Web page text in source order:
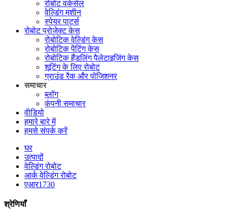
रोबोट वर्कसेल
वेल्डिंग मशीन
स्पेयर पार्ट्स
रोबोट प्रोजेक्ट केस
रोबोटिक वेल्डिंग केस
रोबोटिक पेंटिंग केस
रोबोटिक हैंडलिंग पैलेटाइजिंग केस
शूटिंग के लिए रोबोट
ग्राउंड रैक और पोजिशनर
समाचार
ब्लॉग
कंपनी समाचार
वीडियो
हमारे बारे में
हमसे संपर्क करें
घर
उत्पादों
वेल्डिंग रोबोट
आर्क वेल्डिंग रोबोट
एआर1730
श्रेणियाँ